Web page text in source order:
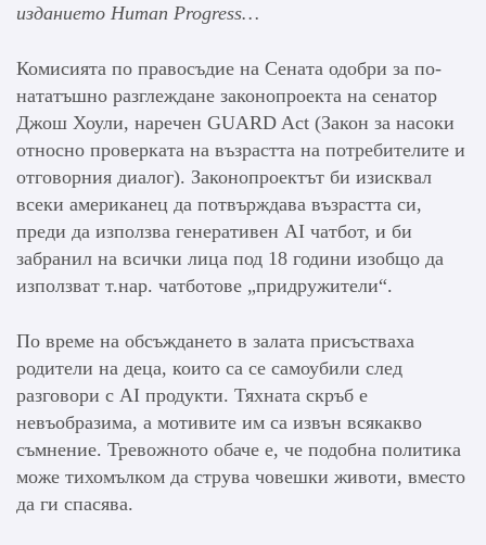
изданието Human Progress…
Комисията по правосъдие на Сената одобри за по-
нататъшно разглеждане законопроекта на сенатор
Джош Хоули, наречен GUARD Act (Закон за насоки
относно проверката на възрастта на потребителите и
отговорния диалог). Законопроектът би изисквал
всеки американец да потвърждава възрастта си,
преди да използва генеративен AI чатбот, и би
забранил на всички лица под 18 години изобщо да
използват т.нар. чатботове „придружители“.
По време на обсъждането в залата присъстваха
родители на деца, които са се самоубили след
разговори с AI продукти. Тяхната скръб е
невъобразима, а мотивите им са извън всякакво
съмнение. Тревожното обаче е, че подобна политика
може тихомълком да струва човешки животи, вместо
да ги спасява.